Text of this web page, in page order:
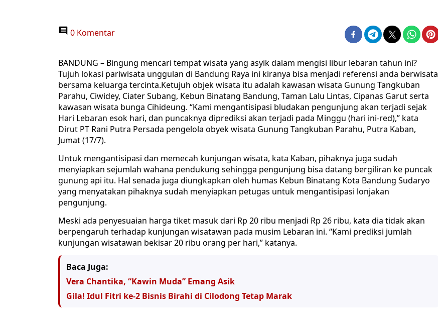
0 Komentar
BANDUNG – Bingung mencari tempat wisata yang asyik dalam mengisi libur lebaran tahun ini?
Tujuh lokasi pariwisata unggulan di Bandung Raya ini kiranya bisa menjadi referensi anda berwisata
bersama keluarga tercinta.Ketujuh objek wisata itu adalah kawasan wisata Gunung Tangkuban
Parahu, Ciwidey, Ciater Subang, Kebun Binatang Bandung, Taman Lalu Lintas, Cipanas Garut serta
kawasan wisata bunga Cihideung. “Kami mengantisipasi bludakan pengunjung akan terjadi sejak
Hari Lebaran esok hari, dan puncaknya diprediksi akan terjadi pada Minggu (hari ini-red),” kata
Dirut PT Rani Putra Persada pengelola obyek wisata Gunung Tangkuban Parahu, Putra Kaban,
Jumat (17/7).
Untuk mengantisipasi dan memecah kunjungan wisata, kata Kaban, pihaknya juga sudah
menyiapkan sejumlah wahana pendukung sehingga pengunjung bisa datang bergiliran ke puncak
gunung api itu. Hal senada juga diungkapkan oleh humas Kebun Binatang Kota Bandung Sudaryo
yang menyatakan pihaknya sudah menyiapkan petugas untuk mengantisipasi lonjakan
pengunjung.
Meski ada penyesuaian harga tiket masuk dari Rp 20 ribu menjadi Rp 26 ribu, kata dia tidak akan
berpengaruh terhadap kunjungan wisatawan pada musim Lebaran ini. “Kami prediksi jumlah
kunjungan wisatawan bekisar 20 ribu orang per hari,” katanya.
Baca Juga:
Vera Chantika, “Kawin Muda” Emang Asik
Gila! Idul Fitri ke-2 Bisnis Birahi di Cilodong Tetap Marak